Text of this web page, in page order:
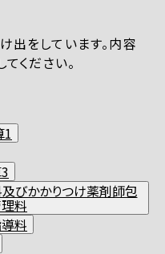
をしています。内容
ください。
1
びかかりつけ薬剤師包
料
料